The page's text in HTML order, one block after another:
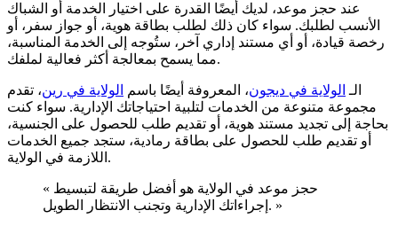
عند حجز موعد، لديك أيضًا القدرة على اختيار الخدمة أو الشباك
الأنسب لطلبك. سواء كان ذلك لطلب بطاقة هوية، أو جواز سفر، أو
رخصة قيادة، أو أي مستند إداري آخر، ستُوجه إلى الخدمة المناسبة،
مما يسمح بمعالجة أكثر فعالية لملفك.
الـ الولاية في ديجون، المعروفة أيضًا باسم الولاية في رين، تقدم
مجموعة متنوعة من الخدمات لتلبية احتياجاتك الإدارية. سواء كنت
بحاجة إلى تجديد مستند هوية، أو تقديم طلب للحصول على الجنسية،
أو تقديم طلب للحصول على بطاقة رمادية، ستجد جميع الخدمات
اللازمة في الولاية.
« حجز موعد في الولاية هو أفضل طريقة لتبسيط
إجراءاتك الإدارية وتجنب الانتظار الطويل. »